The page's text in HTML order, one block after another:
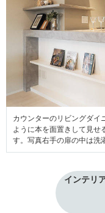
カウンターのリビングダイ
ように本を面置きして見せ
す。写真右手の扉の中は洗
インテリ